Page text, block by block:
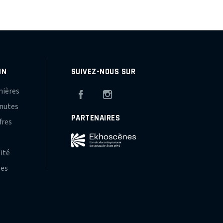
SUIVEZ-NOUS SUR
Facebook
PARTENAIRES